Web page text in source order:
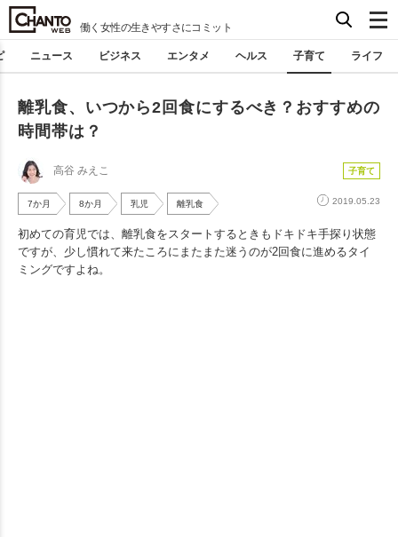
働く女性の生きやすさにコミット
ニュース ビジネス エンタメ ヘルス 子育て ライフ
離乳食、いつから2回食にするべき？おすすめの
時間帯は？
高谷 みえこ 子育て
7か月 8か月 乳児 離乳食 2019.05.23
初めての育児では、離乳食をスタートするときもドキドキ手探り状態
ですが、少し慣れて来たころにまたまた迷うのが2回食に進めるタイ
ミングですよね。